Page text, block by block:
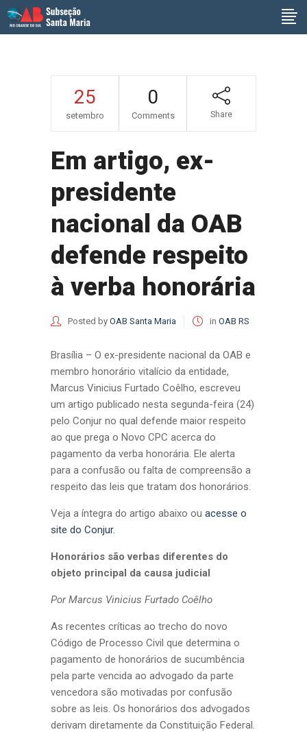
25
setembro
0
Comments Share
Em artigo, ex-
presidente
nacional da OAB
defende respeito
à verba honorária
Posted by OAB Santa Maria in OAB RS
Brasília – O ex-presidente nacional da OAB e
membro honorário vitalício da entidade,
Marcus Vinicius Furtado Coêlho, escreveu
um artigo publicado nesta segunda-feira (24)
pelo Conjur no qual defende maior respeito
ao que prega o Novo CPC acerca do
pagamento da verba honorária. Ele alerta
para a confusão ou falta de compreensão a
respeito das leis que tratam dos honorários.
Veja a íntegra do artigo abaixo ou acesse o
site do Conjur.
Honorários são verbas diferentes do
objeto principal da causa judicial
Por Marcus Vinicius Furtado Coêlho
As recentes críticas ao trecho do novo
Código de Processo Civil que determina o
pagamento de honorários de sucumbência
pela parte vencida ao advogado da parte
vencedora são motivadas por confusão
sobre as leis. Os honorários dos advogados
derivam diretamente da Constituição Federal.